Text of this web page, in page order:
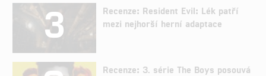
3
Recenze: Resident Evil: Lék patří
mezi nejhorší herní adaptace
Recenze: 3. série The Boys posouvá